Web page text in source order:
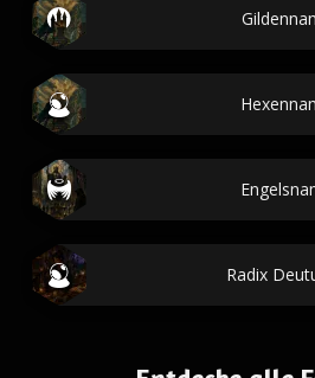
Radix